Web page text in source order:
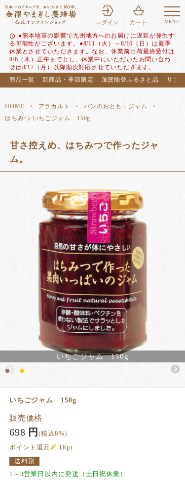
MENU
ログイン カート
info ●熊本地震の影響で九州地方へのお届けに遅延が発生す
る可能性がございます。●8/11（火）～8/16（日）は夏季
休業とさせていただきます。なお、休業前出荷最終受付は
8/6（木）正午までとし、休業中にいただいたお問い合わ
せは8/17（月）以降順次対応させていただきます。
商品一覧
新商品・季節限定 加賀能登ふるさと品 サブ
HOME アラカルト
パンのおとも・ジャム
はちみつ いちごジャム 150g
甘さ控えめ、はちみつで作ったジャ
ム。
いちごジャム 150g
いちごジャム 150g
販売価格
698 円(税込8%)
ポイント還元
18pt
送料別
1～3営業日以内に発送（土日祝休業）